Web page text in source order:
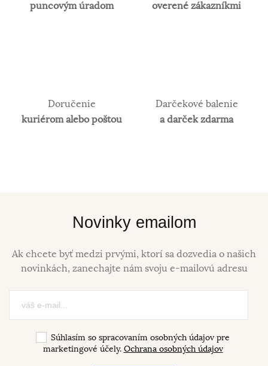
puncovým úradom
overené zákazníkmi
Doručenie
kuriérom alebo poštou
Darčekové balenie
a darček zdarma
Novinky emailom
Ak chcete byť medzi prvými, ktorí sa dozvedia o našich
novinkách, zanechajte nám svoju e-mailovú adresu
Súhlasím so spracovaním osobných údajov pre
marketingové účely. Ochrana osobných údajov